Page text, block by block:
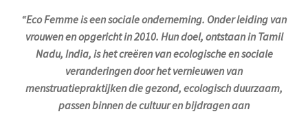
“Eco Femme is een sociale onderneming. Onder leiding van
vrouwen en opgericht in 2010. Hun doel, ontstaan in Tamil
Nadu, India, is het creëren van ecologische en sociale
veranderingen door het vernieuwen van
menstruatiepraktijken die gezond, ecologisch duurzaam,
passen binnen de cultuur en bijdragen aan